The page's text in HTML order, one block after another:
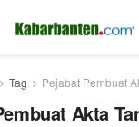
Tag Pejabat Pembuat
Akta